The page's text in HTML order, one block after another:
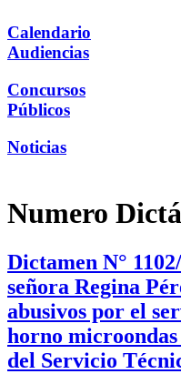
Calendario
Audiencias
Concursos
Públicos
Noticias
Numero
Dictamen N°
señora Regina
abusivos por el
horno
del Servicio